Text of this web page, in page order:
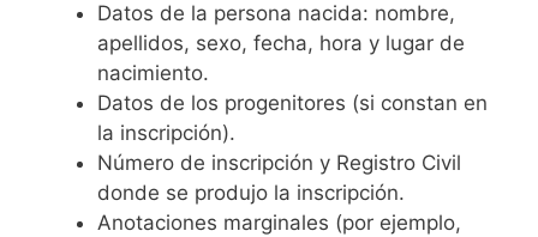
Datos de la persona nacida: nombre,
apellidos, sexo, fecha, hora y lugar de
nacimiento.
Datos de los progenitores (si constan en
la inscripción).
Número de inscripción y Registro Civil
donde se produjo la inscripción.
Anotaciones marginales (por ejemplo,